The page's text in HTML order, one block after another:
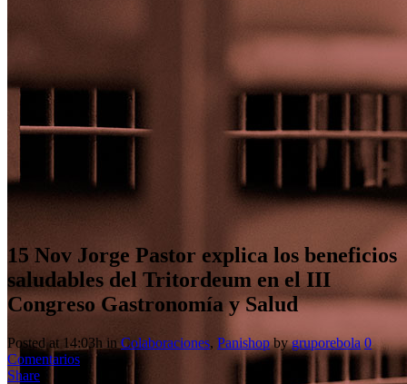
15 Nov Jorge Pastor explica los beneficios
saludables del Tritordeum en el III
Congreso Gastronomía y Salud
Posted at 14:03h in Colaboraciones, Panishop bygruporebola 0
Comentarios
Share